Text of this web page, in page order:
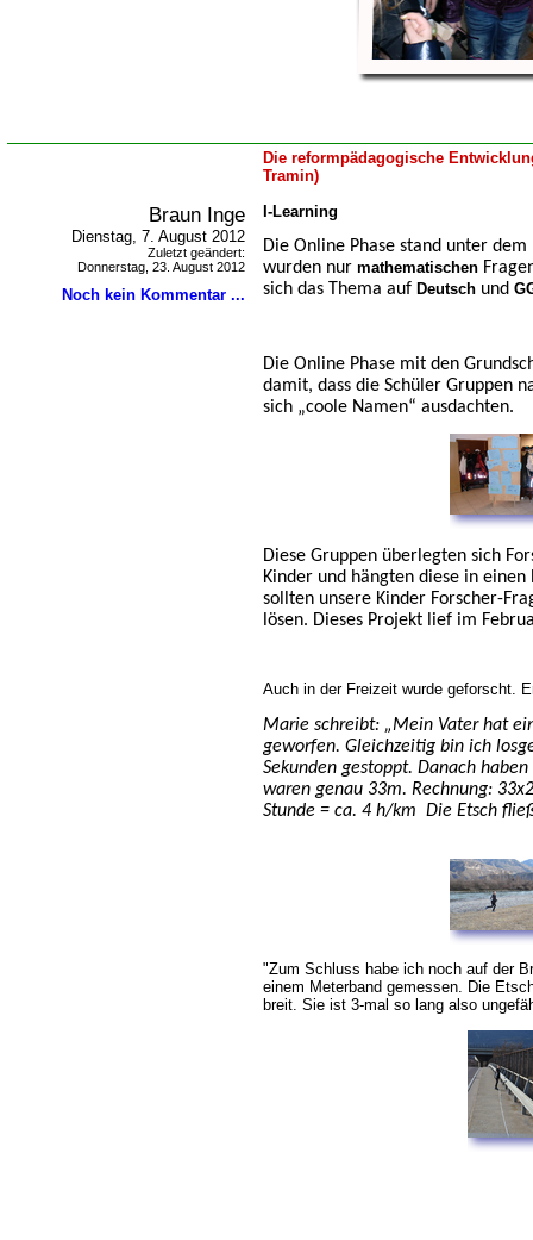
Die reformpädagogische
Tramin)
Braun Inge
Dienstag, 7. August 2012
Zuletzt geändert:
Donnerstag, 23. August 2012
Noch kein Kommentar ...
I-Learning
Die Online Phase stand unter dem
wurden nur mathematischen
sich das Thema auf Deutsch und
Die Online Phase mit den
damit, dass die Schüler Gruppen
sich „coole Namen“ ausdachten.
Diese Gruppen überlegten sich
Kinder und hängten diese in
sollten unsere Kinder Forscher-
lösen. Dieses Projekt lief im
Auch in der Freizeit wurde geforscht.
Marie schreibt: „Mein Vater hat
geworfen. Gleichzeitig bin ich
Sekunden gestoppt. Danach
waren genau 33m. Rechnung:
Stunde = ca. 4 h/km Die Etsch
"Zum Schluss habe ich noch auf der
einem Meterband gemessen. Die
breit. Sie ist 3-mal so lang also